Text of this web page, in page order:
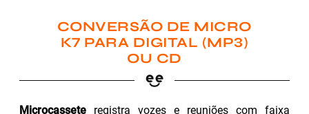
CONVERSÃO DE MICRO
K7 PARA DIGITAL (MP3)
OU CD
Microcassete registra vozes e reuniões com faixa